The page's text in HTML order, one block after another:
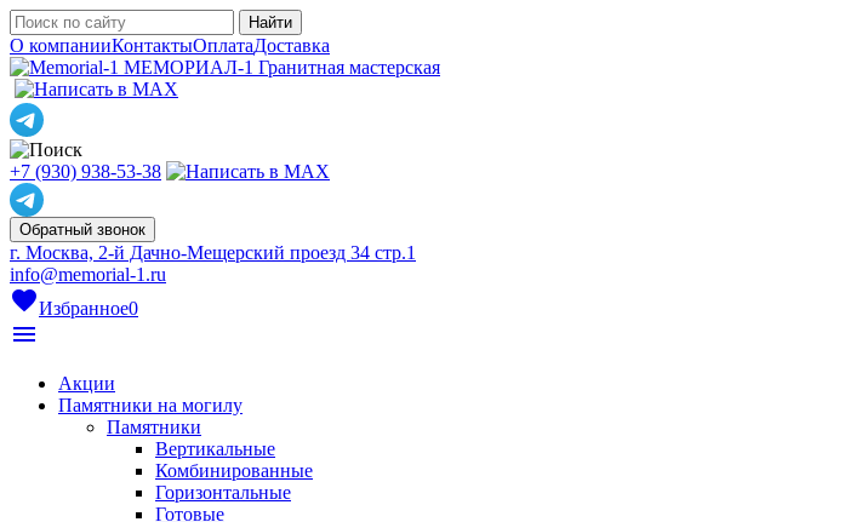
О компанииКонтактыОплатаДоставка
МЕМОРИАЛ-1 Гранитная мастерская
+7 (930) 938-53-38
Обратный звонок
г. Москва, 2-й Дачно-Мещерский проезд 34 стр.1
info@memorial-1.ru
favoriteИзбранное0
menu
Акции
Памятники на могилу
Памятники
Вертикальные
Комбинированные
Горизонтальные
Готовые